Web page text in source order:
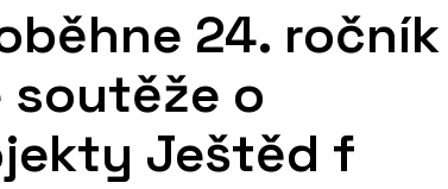
24. ročník
o
Ještěd f